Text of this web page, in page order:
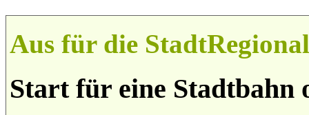
Aus für die
Start für eine Stadtbahn